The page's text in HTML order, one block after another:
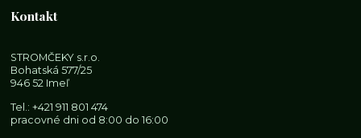
Kontakt
STROMČEKY s.r.o.
Bohatská 577/25
946 52 Imeľ
Tel.:+421 911 801 474
pracovné dni od 8:00 do 16:00